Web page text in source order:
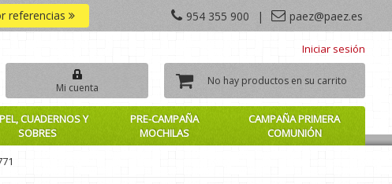
954 355 900 | paez@paez.es
referencias
Iniciar sesión
Mi cuenta
No hay productos en su carrito
CUADERNOS Y
SOBRES
PRE-CAMPAÑA
MOCHILAS
CAMPAÑA PRIMERA
COMUNIÓN